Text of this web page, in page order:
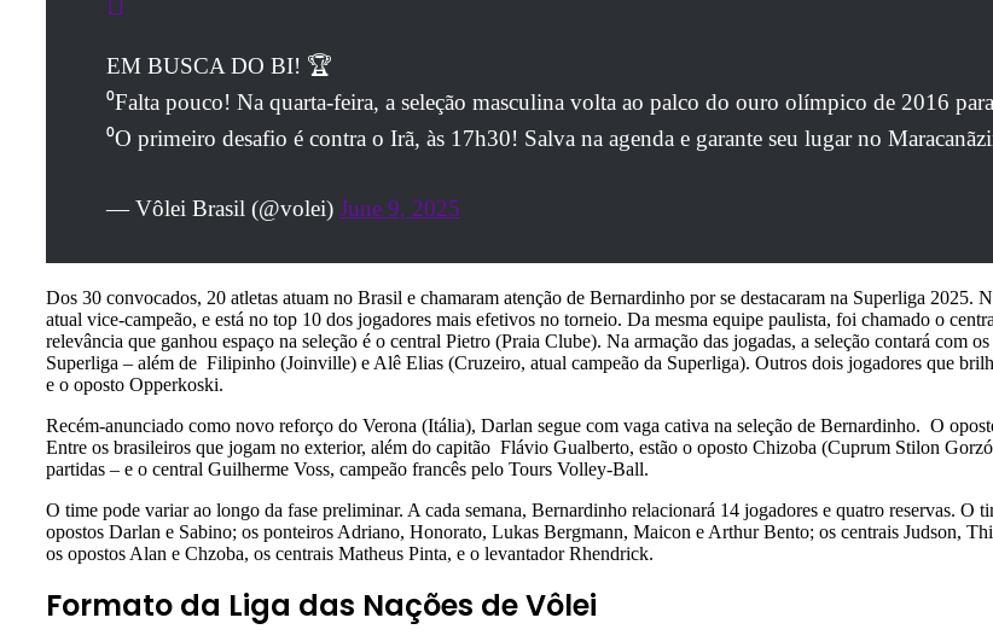
EM BUSCA DO BI! 🏆
⁰Falta pouco! Na quarta-feira, a seleção masculina volta ao palco do ouro olímpico de 2016
⁰O primeiro desafio é contra o Irã, às 17h30! Salva na agenda e garante seu lugar no
— Vôlei Brasil (@volei) June 9, 2025
Dos 30 convocados, 20 atletas atuam no Brasil e chamaram atenção de Bernardinho por se destacaram na Superliga
atual vice-campeão, e está no top 10 dos jogadores mais efetivos no torneio. Da mesma equipe paulista, foi chamado o
relevância que ganhou espaço na seleção é o central Pietro (Praia Clube). Na armação das jogadas, a seleção contará com
Superliga – além de Filipinho (Joinville) e Alê Elias (Cruzeiro, atual campeão da Superliga). Outros dois jogadores que
e o oposto Opperkoski.
Recém-anunciado como novo reforço do Verona (Itália), Darlan segue com vaga cativa na seleção de Bernardinho. O
Entre os brasileiros que jogam no exterior, além do capitão Flávio Gualberto, estão o oposto Chizoba (Cuprum Stilon
partidas – e o central Guilherme Voss, campeão francês pelo Tours Volley-Ball.
O time pode variar ao longo da fase preliminar. A cada semana, Bernardinho relacionará 14 jogadores e quatro reservas. O
opostos Darlan e Sabino; os ponteiros Adriano, Honorato, Lukas Bergmann, Maicon e Arthur Bento; os centrais Judson,
os opostos Alan e Chzoba, os centrais Matheus Pinta, e o levantador Rhendrick.
Formato da Liga das Nações de Vôlei